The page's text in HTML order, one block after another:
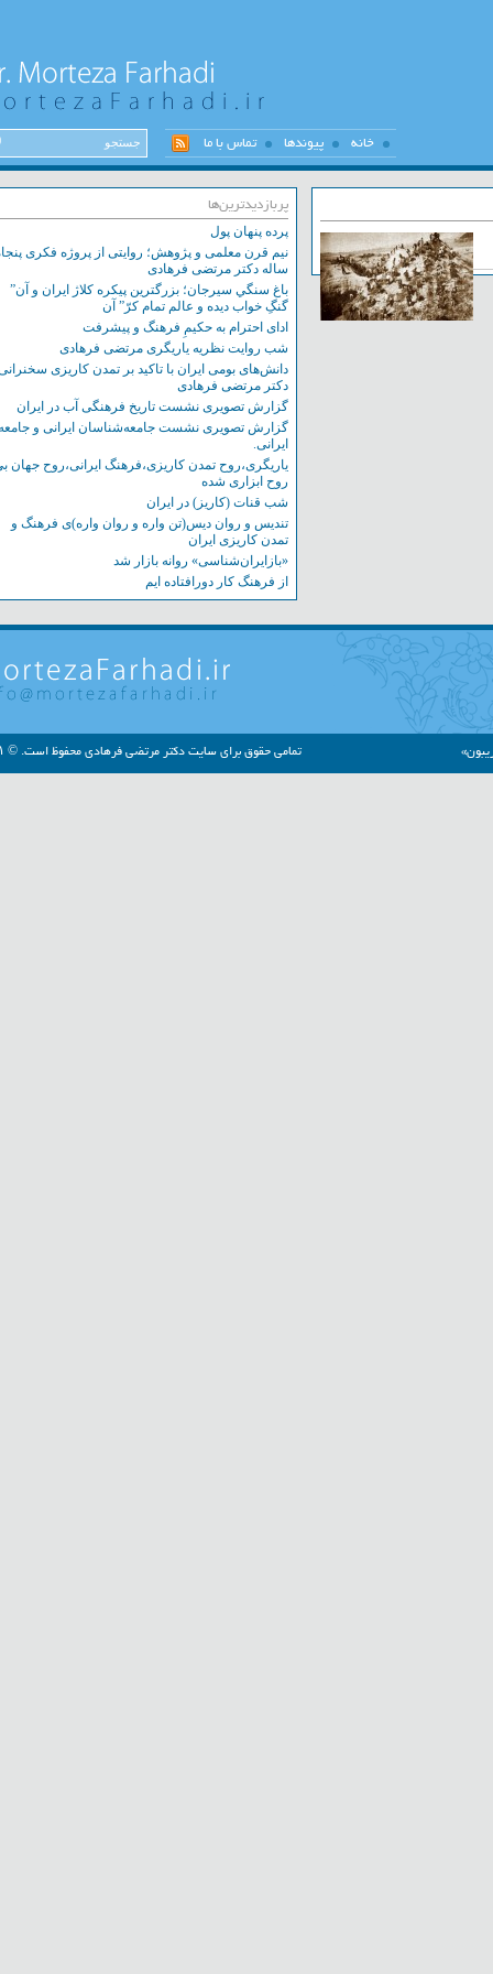
خانه پیوندها تماس با ما
پربازدیدترین‌ها
پرده پنهان پول
نیم قرن معلمی و پژوهش؛ روایتی از پروژه فکری پنجاه
ساله دکتر مرتضی فرهادی
باغ سنگي سيرجان؛ بزرگترين پيکره کلاژ ايران و آن”
گنگِ خواب ديده و عالم تمام کرّ” آن
ادای احترام به حکیمِ فرهنگ و پیشرفت
شب روایت نظریه یاریگری مرتضی فرهادی
دانش‌های بومی ایران با تاکید بر تمدن کاریزی سخنرانی
دکتر مرتضی فرهادی
گزارش تصویری نشست تاریخ فرهنگی آب در ایران
گزارش تصویری نشست‌ جامعه‌شناسان ایرانی و جامعه
ایرانی.
یاریگری،روح تمدن کاریزی،فرهنگ ایرانی،روح جهان بی
روح ابزاری شده
شب قنات (کاریز) در ایران
تندیس و روان دیس(تن واره و روان واره)ی فرهنگ و
تمدن کاریزی ایران
«بازایران‌شناسی» روانه بازار شد
از فرهنگ کار دورافتاده ایم
تمامی حقوق برای سایت دکتر مرتضی فرهادی محفوظ است. © ۱۳۹۱